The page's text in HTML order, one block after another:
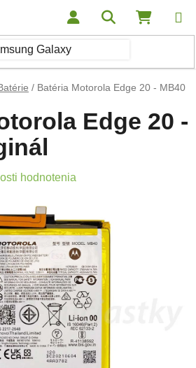
Hľadať
/ Batéria Motorola Edge 20 - MB40
Edge 20 -
je 5,0 z 5 hviezdičiek.
hodnotenia